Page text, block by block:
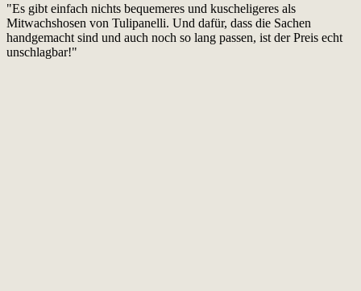
"Es gibt einfach nichts bequemeres und kuscheligeres als
Mitwachshosen von Tulipanelli. Und dafür, dass die Sachen
handgemacht sind und auch noch so lang passen, ist der Preis echt
unschlagbar!"